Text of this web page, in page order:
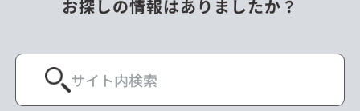
お探しの情報はありましたか？